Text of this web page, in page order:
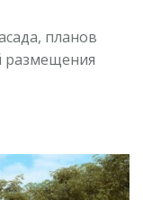
планов
размещения